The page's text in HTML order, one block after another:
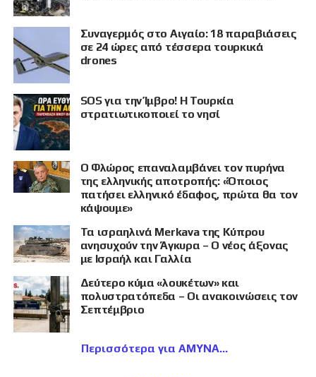
Συναγερμός στο Αιγαίο: 18 παραβιάσεις
σε 24 ώρες από τέσσερα τουρκικά
drones
SOS για την Ίμβρο! Η Τουρκία
στρατιωτικοποιεί το νησί
Ο Φλώρος επαναλαμβάνει τον πυρήνα
της ελληνικής αποτροπής: «Όποιος
πατήσει ελληνικό έδαφος, πρώτα θα τον
κάψουμε»
Τα ισραηλινά Merkava της Κύπρου
ανησυχούν την Άγκυρα – Ο νέος άξονας
με Ισραήλ και Γαλλία
Δεύτερο κύμα «λουκέτων» και
πολυστρατόπεδα – Οι ανακοινώσεις τον
Σεπτέμβριο
Περισσότερα για ΑΜΥΝΑ